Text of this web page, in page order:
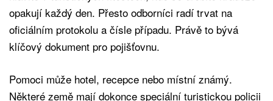
opakují každý den. Přesto odborníci radí trvat na
oficiálním protokolu a čísle případu. Právě to bývá
klíčový dokument pro pojišťovnu.
Pomoci může hotel, recepce nebo místní známý.
Některé země mají dokonce speciální turistickou policii